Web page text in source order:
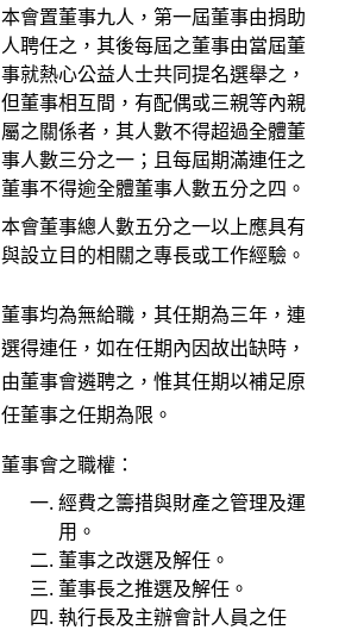
本會置董事九人，第一屆董事由捐助
人聘任之，其後每屆之董事由當屆董
事就熱心公益人士共同提名選舉之，
但董事相互間，有配偶或三親等內親
屬之關係者，其人數不得超過全體董
事人數三分之一；且每屆期滿連任之
董事不得逾全體董事人數五分之四。
本會董事總人數五分之一以上應具有
與設立目的相關之專長或工作經驗。
董事均為無給職，其任期為三年，連
選得連任，如在任期內因故出缺時，
由董事會遴聘之，惟其任期以補足原
任董事之任期為限。
董事會之職權：
經費之籌措與財產之管理及運
用。
董事之改選及解任。
董事長之推選及解任。
執行長及主辦會計人員之任